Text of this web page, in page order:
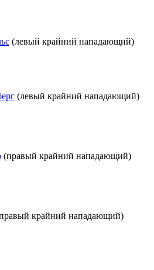
(левый крайний нападающий)
(левый крайний нападающий)
(правый крайний нападающий)
крайний нападающий)